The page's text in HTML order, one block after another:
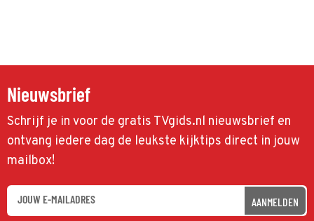
Nieuwsbrief
Schrijf je in voor de gratis TVgids.nl nieuwsbrief en
ontvang iedere dag de leukste kijktips direct in jouw
mailbox!
AANMELDEN